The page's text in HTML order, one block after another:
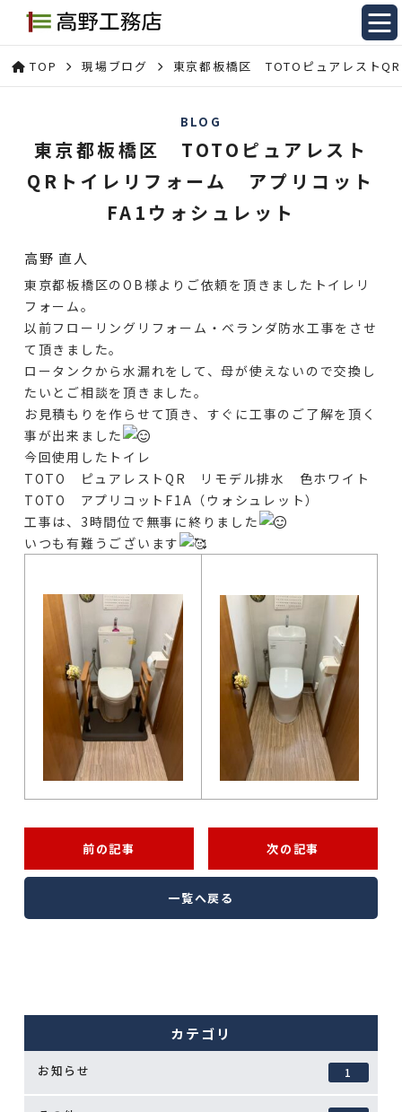
TOP 現場ブログ 東京都板橋区 TOTOピュアレスト
BLOG
東京都板橋区 TOTOピュアレスト
QRトイレリフォーム アプリコット
FA1ウォシュレット
高野 直人
東京都板橋区のOB様よりご依頼を頂きましたトイレリ
フォーム。
以前フローリングリフォーム・ベランダ防水工事をさせ
て頂きました。
ロータンクから水漏れをして、母が使えないので交換し
たいとご相談を頂きました。
お見積もりを作らせて頂き、すぐに工事のご了解を頂く
事が出来ました
今回使用したトイレ
TOTO ピュアレストQR リモデル排水 色ホワイト
TOTO アプリコットF1A（ウォシュレット）
工事は、3時間位で無事に終りました
いつも有難うございます
前の記事 次の記事
一覧へ戻る
カテゴリ
お知らせ 1